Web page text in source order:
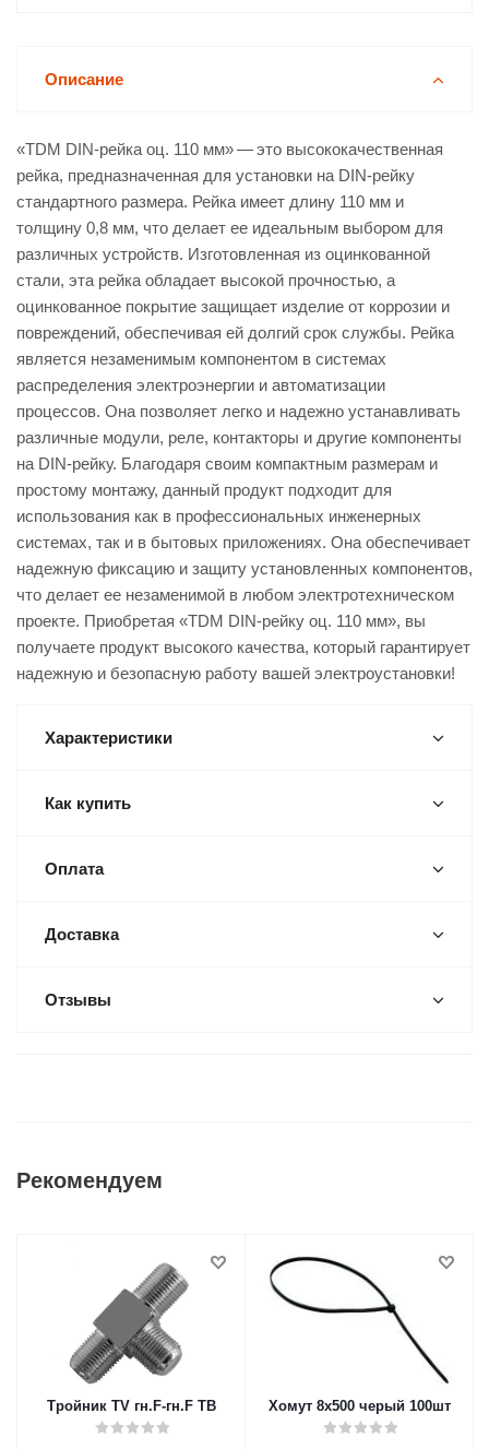
Описание
«TDM DIN-рейка оц. 110 мм» — это высококачественная
рейка, предназначенная для установки на DIN-рейку
стандартного размера. Рейка имеет длину 110 мм и
толщину 0,8 мм, что делает ее идеальным выбором для
различных устройств. Изготовленная из оцинкованной
стали, эта рейка обладает высокой прочностью, а
оцинкованное покрытие защищает изделие от коррозии и
повреждений, обеспечивая ей долгий срок службы. Рейка
является незаменимым компонентом в системах
распределения электроэнергии и автоматизации
процессов. Она позволяет легко и надежно устанавливать
различные модули, реле, контакторы и другие компоненты
на DIN-рейку. Благодаря своим компактным размерам и
простому монтажу, данный продукт подходит для
использования как в профессиональных инженерных
системах, так и в бытовых приложениях. Она обеспечивает
надежную фиксацию и защиту установленных компонентов,
что делает ее незаменимой в любом электротехническом
проекте. Приобретая «TDM DIN-рейку оц. 110 мм», вы
получаете продукт высокого качества, который гарантирует
надежную и безопасную работу вашей электроустановки!
Характеристики
Как купить
Оплата
Доставка
Отзывы
Рекомендуем
Тройник TV гн.F-гн.F ТВ Хомут 8х500 черый 100шт